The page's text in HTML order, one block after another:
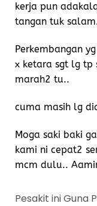
kerja pun
tangan tuk
Perkembangan
x ketara sgt lg tp
marah2 tu..
cuma masih lg
Moga saki baki
kami ni cepat2
mcm dulu..
Pesakit ini Guna